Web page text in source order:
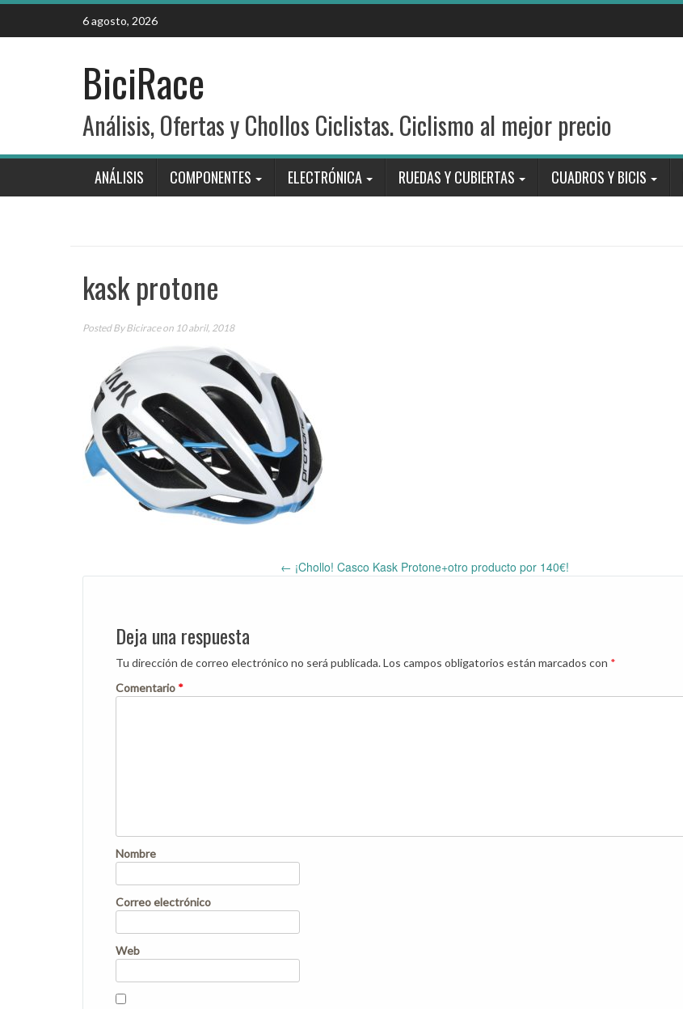
Skip
content
6 agosto, 2026
BiciRace
Análisis, Ofertas y Chollos Ciclistas. Ciclismo al mejor precio
ANÁLISIS COMPONENTES ELECTRÓNICA RUEDAS Y CUBIERTAS CUADROS Y BICIS
kask protone
Posted ByBiciraceon 10 abril, 2018
Post
navigation
← ¡Chollo! Casco Kask Protone+otro producto por 140€!
Deja una respuesta
Tu dirección de correo electrónico no será publicada.Los campos obligatorios están marcados con *
Comentario *
Nombre
Correo electrónico
Web